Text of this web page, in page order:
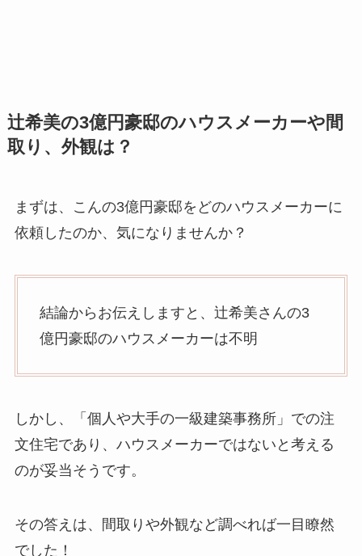
辻希美の3億円豪邸のハウスメーカーや間
取り、外観は？
まずは、こんの3億円豪邸をどのハウスメーカーに
依頼したのか、気になりませんか？
結論からお伝えしますと、辻希美さんの3
億円豪邸のハウスメーカーは不明
しかし、「個人や大手の一級建築事務所」での注
文住宅であり、ハウスメーカーではないと考える
のが妥当そうです。
その答えは、間取りや外観など調べれば一目瞭然
でした！